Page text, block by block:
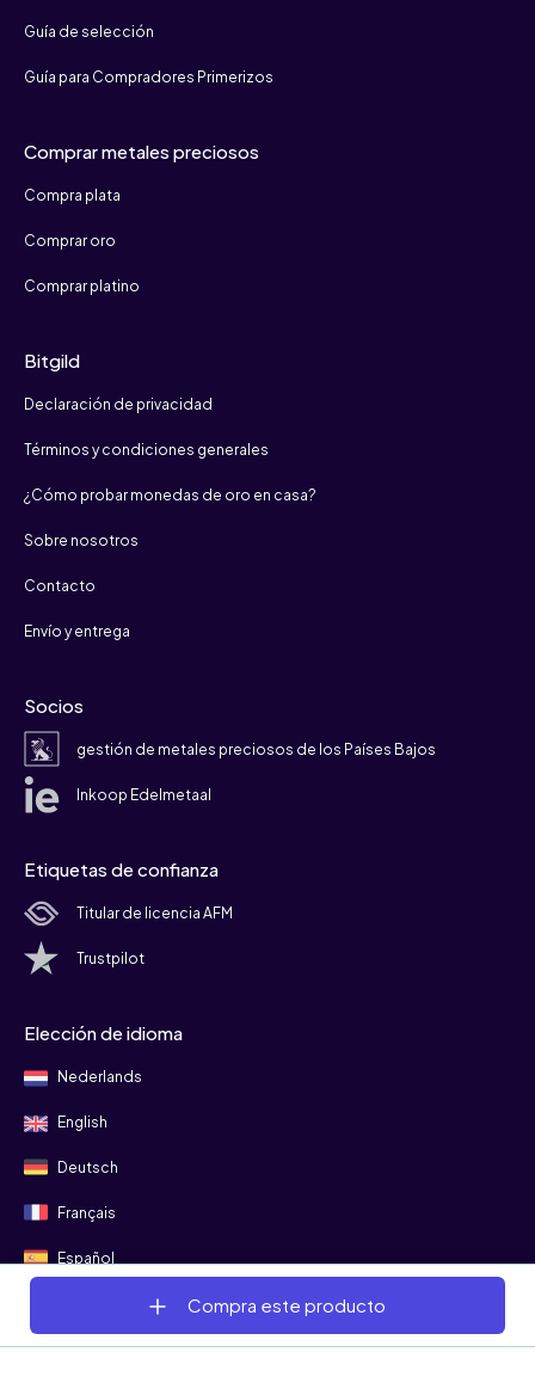
Guía de selección
Guía para Compradores Primerizos
Comprar metales preciosos
Compra plata
Comprar oro
Comprar platino
Bitgild
Declaración de privacidad
Términos y condiciones generales
¿Cómo probar monedas de oro en casa?
Sobre nosotros
Contacto
Envío y entrega
Socios
gestión de metales preciosos de los Países Bajos
Inkoop Edelmetaal
Etiquetas de confianza
Titular de licencia AFM
Trustpilot
Elección de idioma
Nederlands
English
Deutsch
Français
Español
Síguenos
Compra este producto